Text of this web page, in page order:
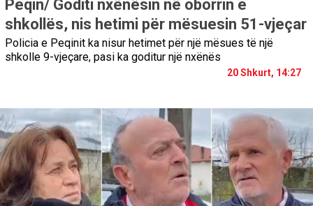
Peqin/ Goditi nxënësin në oborrin e
shkollës, nis hetimi për mësuesin 51-vjeçar
Policia e Peqinit ka nisur hetimet për një mësues të një
shkolle 9-vjeçare, pasi ka goditur një nxënës
20 Shkurt, 14:27